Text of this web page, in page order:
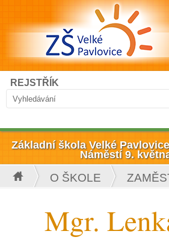
Přejít k hlavnímu obsahu
Vyhledávání
Hledat
REJSTŘÍK
Základní škola Velké
Náměstí 9.
Jste zde
O ŠKOLE
Mgr.